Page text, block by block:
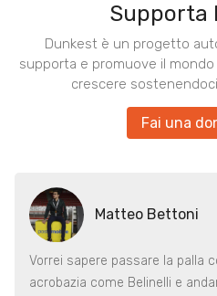
Supporta
Dunkest è un progetto
supporta e promuove il
crescere
Fai una
Matteo Bettoni
Vorrei sapere passare la palla
acrobazia come Belinelli e